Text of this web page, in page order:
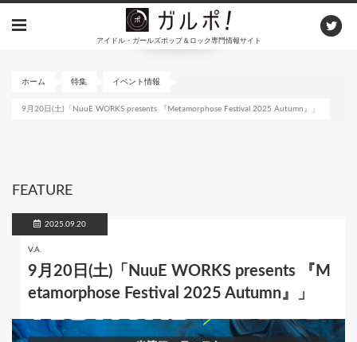
アイドル・ガールズポップ＆ロック専門情報サイト
ホーム 特集 イベント情報
9月20日(土)「NuuE WORKS presents 『Metamorphose Festival 2025 Autumn』」
FEATURE
2025.09.20
V.A.
9月20日(土)「NuuE WORKS presents 『M
etamorphose Festival 2025 Autumn』」